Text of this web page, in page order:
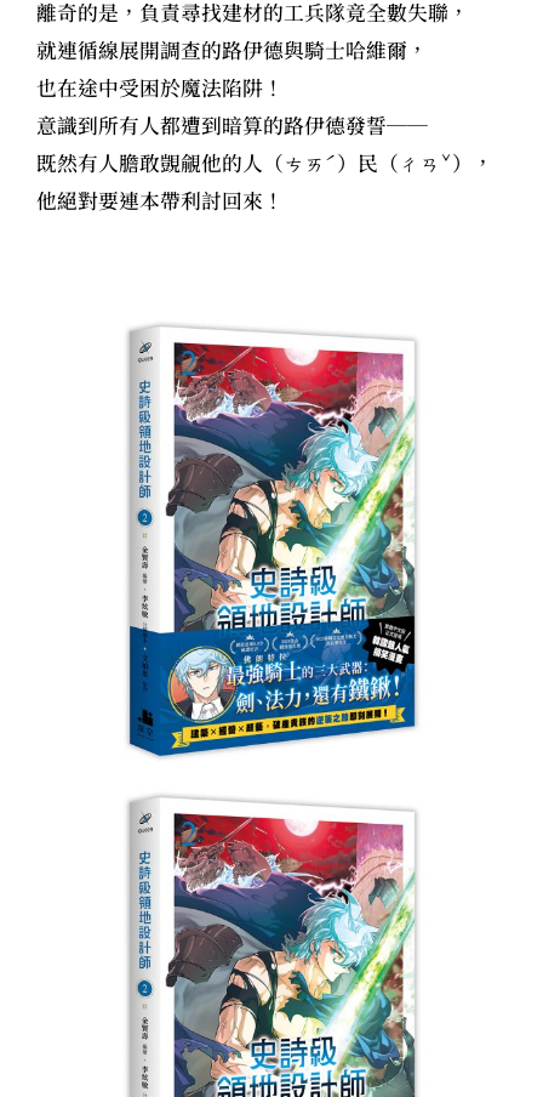
離奇的是，負責尋找建材的工兵隊竟全數失聯，
就連循線展開調查的路伊德與騎士哈維爾，
也在途中受困於魔法陷阱！
意識到所有人都遭到暗算的路伊德發誓──
既然有人膽敢覬覦他的人（ㄘㄞˊ）民（ㄔㄢˇ），
他絕對要連本帶利討回來！